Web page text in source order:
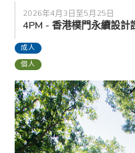
2026年4月3日至5月25日
4PM - 香港樸門永續設計
成人
個人